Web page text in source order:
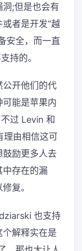
;但是也会有
者是开发“越
安全，而一直
持的。
开他们的代
能是苹果内
过 Levin 和
理由相信这可
励更多人去
存在的漏
复。
也支持
个解释实在是